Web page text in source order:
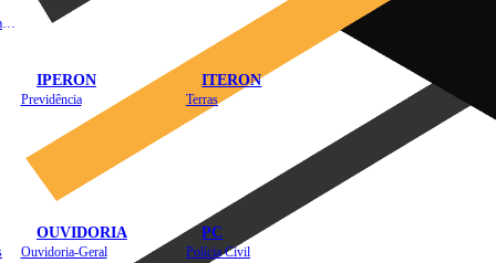
IPERON
Previdência
ITERON
Terras
OUVIDORIA
Ouvidoria-Geral
PC
Polícia Civil